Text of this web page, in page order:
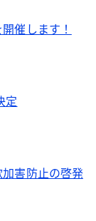
催します！
定
害防止の啓発